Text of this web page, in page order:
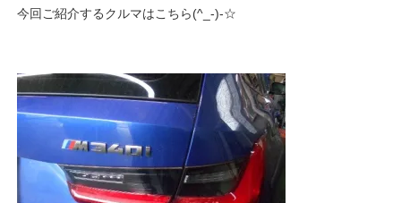
今回ご紹介するクルマはこちら(^_-)-☆